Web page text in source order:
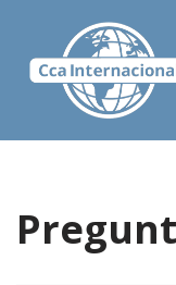
Saltar
contenido